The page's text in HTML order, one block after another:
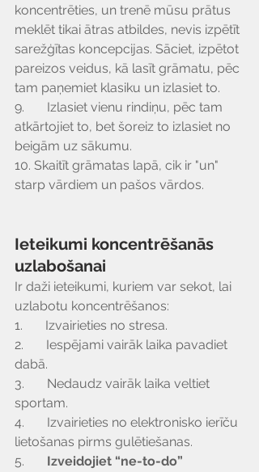
koncentrēties, un trenē mūsu prātus
meklēt tikai ātras atbildes, nevis izpētīt
sarežģītas koncepcijas. Sāciet, izpētot
pareizos veidus, kā lasīt grāmatu, pēc
tam paņemiet klasiku un izlasiet to.
9.       Izlasiet vienu rindiņu, pēc tam
atkārtojiet to, bet šoreiz to izlasiet no
beigām uz sākumu.
10. Skaitīt grāmatas lapā, cik ir "un"
starp vārdiem un pašos vārdos.
Ieteikumi koncentrēšanās
uzlabošanai
Ir daži ieteikumi, kuriem var sekot, lai
uzlabotu koncentrēšanos:
1.       Izvairieties no stresa.
2.       Iespējami vairāk laika pavadiet
dabā.
3.       Nedaudz vairāk laika veltiet
sportam.
4.       Izvairieties no elektronisko ierīču
lietošanas pirms gulētiešanas.
5. Izveidojiet “ne-to-do”